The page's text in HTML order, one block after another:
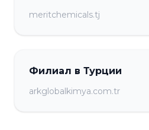
meritchemicals.tj
Филиал в Турции
arkglobalkimya.com.tr